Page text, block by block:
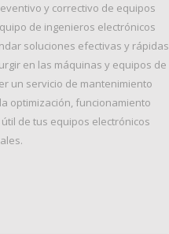
y correctivo de equipos
de ingenieros electrónicos
soluciones efectivas y rápidas
en las máquinas y equipos de
un servicio de mantenimiento
optimización, funcionamiento
de tus equipos electrónicos